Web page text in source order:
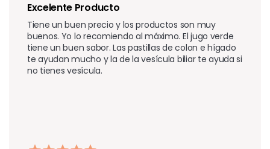
Excelente Producto
Tiene un buen precio y los productos son muy
buenos. Yo lo recomiendo al máximo. El jugo verde
tiene un buen sabor. Las pastillas de colon e hígado
te ayudan mucho y la de la vesícula biliar te ayuda si
no tienes vesícula.